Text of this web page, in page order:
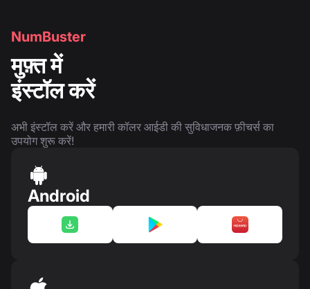
NumBuster
मुफ़्त में
इंस्टॉल करें
अभी इंस्टॉल करें और हमारी कॉलर आईडी की सुविधाजनक फ़ीचर्स का
उपयोग शुरू करें!
Android